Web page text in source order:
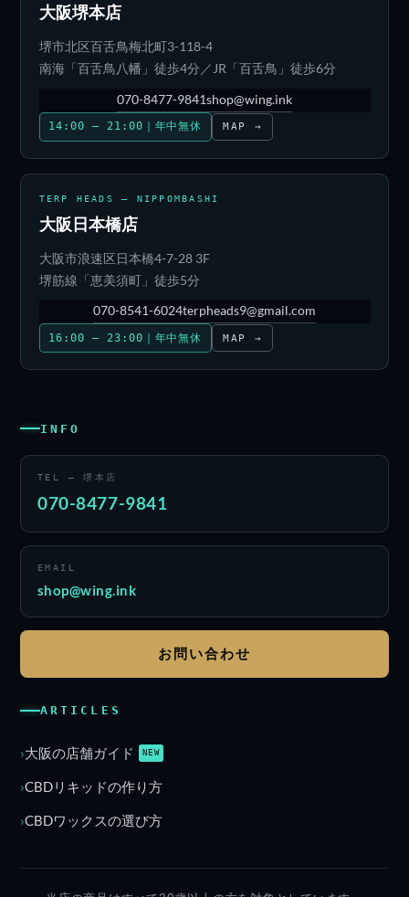
大阪堺本店
堺市北区百舌鳥梅北町3-118-4
南海「百舌鳥八幡」徒歩4分／JR「百舌鳥」徒歩6分
070-8477-9841shop@wing.ink
14:00 – 21:00｜年中無休 MAP →
TERP HEADS — NIPPOMBASHI
大阪日本橋店
大阪市浪速区日本橋4-7-28 3F
堺筋線「恵美須町」徒歩5分
070-8541-6024terpheads9@gmail.com
16:00 – 23:00｜年中無休 MAP →
INFO
TEL — 堺本店
070-8477-9841
EMAIL
shop@wing.ink
お問い合わせ
ARTICLES
大阪の店舗ガイド NEW
CBDリキッドの作り方
CBDワックスの選び方